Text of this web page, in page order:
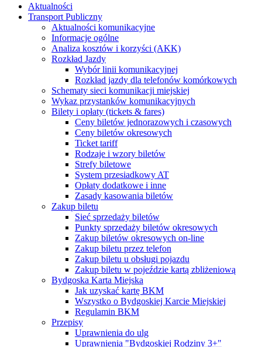
Aktualności
Transport Publiczny
Aktualności komunikacyjne
Informacje ogólne
Analiza kosztów i korzyści (AKK)
Rozkład Jazdy
Wybór linii komunikacyjnej
Rozkład jazdy dla telefonów komórkowych
Schematy sieci komunikacji miejskiej
Wykaz przystanków komunikacyjnych
Bilety i opłaty (tickets & fares)
Ceny biletów jednorazowych i czasowych
Ceny biletów okresowych
Ticket tariff
Rodzaje i wzory biletów
Strefy biletowe
System przesiadkowy AT
Opłaty dodatkowe i inne
Zasady kasowania biletów
Zakup biletu
Sieć sprzedaży biletów
Punkty sprzedaży biletów okresowych
Zakup biletów okresowych on-line
Zakup biletu przez telefon
Zakup biletu u obsługi pojazdu
Zakup biletu w pojeździe kartą zbliżeniową
Bydgoska Karta Miejska
Jak uzyskać kartę BKM
Wszystko o Bydgoskiej Karcie Miejskiej
Regulamin BKM
Przepisy
Uprawnienia do ulg
Uprawnienia "Bydgoskiej Rodziny 3+"